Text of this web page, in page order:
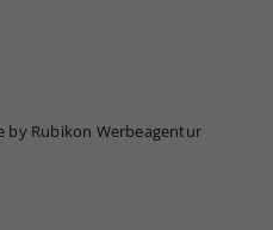
by Rubikon Werbeagentur